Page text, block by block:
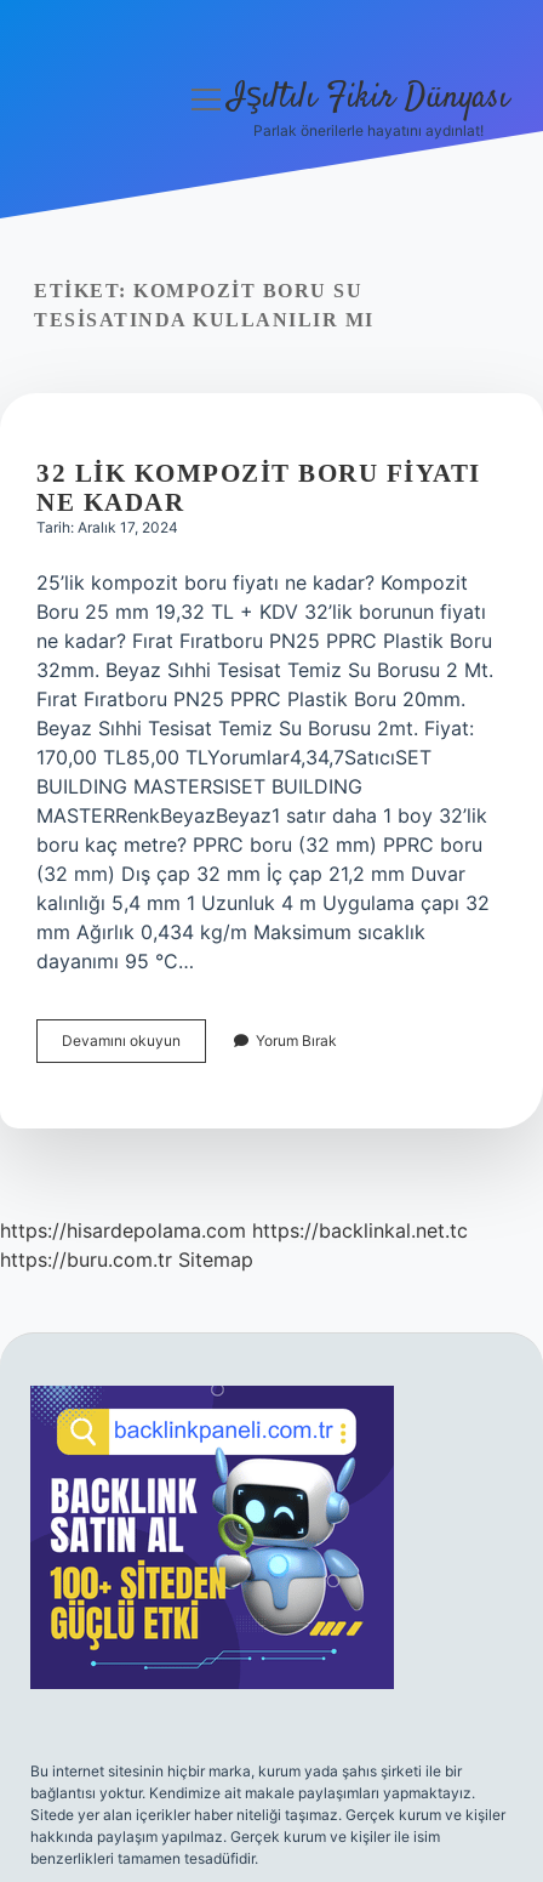
Yasal Uyarı
menüyüIşıltılı Fikir Dünyası
Parlak önerilerle hayatını aydınlat!
ETIKET: KOMPOZIT BORU SU
TESISATINDA KULLANILIR MI
32 LIK KOMPOZIT BORU FIYATI
NE KADAR
Tarih: Aralık 17, 2024
25’lik kompozit boru fiyatı ne kadar? Kompozit
Boru 25 mm 19,32 TL + KDV 32’lik borunun fiyatı
ne kadar? Fırat Fıratboru PN25 PPRC Plastik Boru
32mm. Beyaz Sıhhi Tesisat Temiz Su Borusu 2 Mt.
Fırat Fıratboru PN25 PPRC Plastik Boru 20mm.
Beyaz Sıhhi Tesisat Temiz Su Borusu 2mt. Fiyat:
170,00 TL85,00 TLYorumlar4,34,7SatıcıSET
BUILDING MASTERSISET BUILDING
MASTERRenkBeyazBeyaz1 satır daha 1 boy 32’lik
boru kaç metre? PPRC boru (32 mm) PPRC boru
(32 mm) Dış çap 32 mm İç çap 21,2 mm Duvar
kalınlığı 5,4 mm 1 Uzunluk 4 m Uygulama çapı 32
mm Ağırlık 0,434 kg/m Maksimum sıcaklık
dayanımı 95 °C…
Devamını okuyun
Lik
Fiyatı
Yorum Bırak
https://hisardepolama.com https://backlinkal.net.tc
https://buru.com.tr Sitemap
SIDEBAR
Bu internet sitesinin hiçbir marka, kurum yada şahıs şirketi ile bir
bağlantısı yoktur. Kendimize ait makale paylaşımları yapmaktayız.
Sitede yer alan içerikler haber niteliği taşımaz. Gerçek kurum ve kişiler
hakkında paylaşım yapılmaz. Gerçek kurum ve kişiler ile isim
benzerlikleri tamamen tesadüfidir.